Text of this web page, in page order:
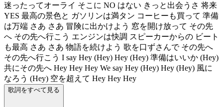
迷ったってオーライ そこに NO はない きっと出会うさ 将来
YES 最高の景色と ガソリンは満タン コーヒーも買って 準備
は万端 さあ さあ 冒険に出かけよう 窓を開け放って その先
へ その先へ行こう エンジンは快調 スピーカーからの ビート
も最高 さあ さあ 物語を続けよう 歌を口ずさんで その先へ
その先へ行こう I say Hey (Hey) Hey (Hey) 準備はいいか (Hey)
共にその先へ Hey Hey Hey We say Hey (Hey) Hey (Hey) 風に
なろう (Hey) 空を超えて Hey Hey Hey
歌詞をすべて見る